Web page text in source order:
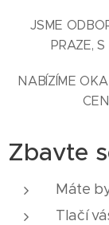
JSME
PRAZE,
NABÍZÍME
Zbavte
Máte
Tlačí